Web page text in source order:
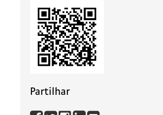
Partilhar